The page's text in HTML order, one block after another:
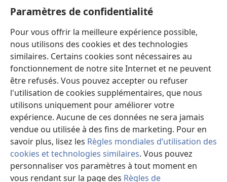
Paramètres de confidentialité
Pour vous offrir la meilleure expérience possible,
nous utilisons des cookies et des technologies
similaires. Certains cookies sont nécessaires au
fonctionnement de notre site Internet et ne peuvent
être refusés. Vous pouvez accepter ou refuser
l'utilisation de cookies supplémentaires, que nous
utilisons uniquement pour améliorer votre
expérience. Aucune de ces données ne sera jamais
vendue ou utilisée à des fins de marketing. Pour en
savoir plus, lisez les Règles mondiales d’utilisation des
cookies et technologies similaires. Vous pouvez
personnaliser vos paramètres à tout moment en
vous rendant sur la page des Règles de
à faire des choix selon leur état de santé, leurs souhaits, leurs valeurs et leurs
acceptées par tous.
Patients : Consultez systématiquement votre médecin, ou tout autre
professionnel de la santé qualifié, pour être conseillé par rapport à un
problème médical ou à un traitement. Adressez-vous à un médecin si vous
pensez être malade.
L’utilisation de ce site est régie par les conditions d’utilisation.
Paramètres d'apparence
Copyright© 2026 Watch Tower Bible and Tract Society of Pennsylvania.